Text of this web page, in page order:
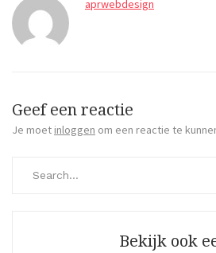
aprwebdesign
Geef een reactie
Je moet inloggen om een reactie te
Bekijk ook